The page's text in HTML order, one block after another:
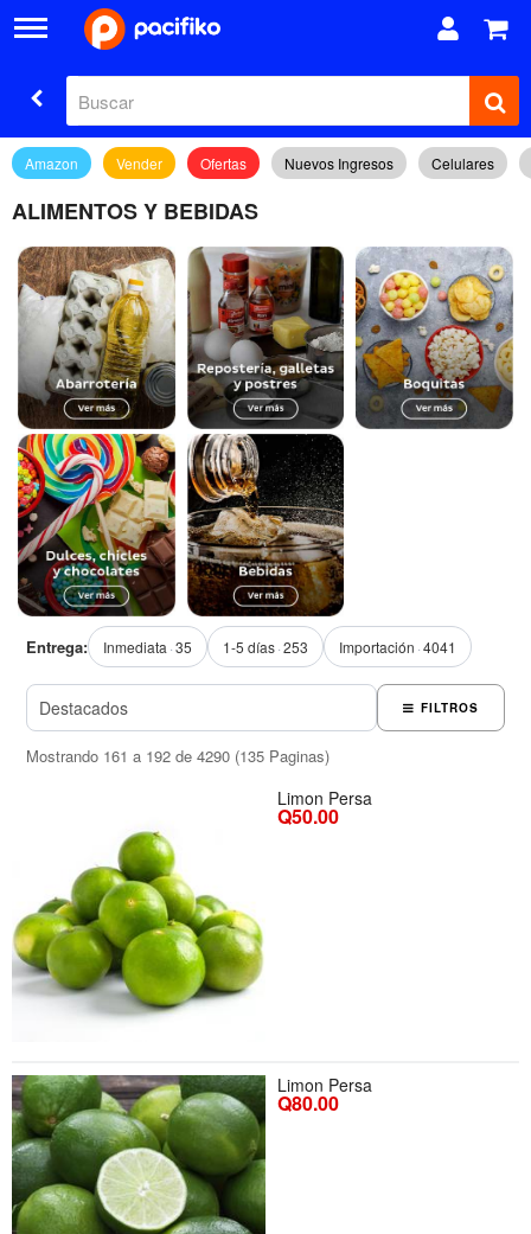
Amazon Vender Ofertas Nuevos Ingresos Celulares
ALIMENTOS Y BEBIDAS
Entrega: Inmediata 35 1-5 días 253 Importación 4041
FILTROS
Mostrando 161 a 192 de 4290 (135 Paginas)
Limon Persa
Q50.00
Limon Persa
Q80.00